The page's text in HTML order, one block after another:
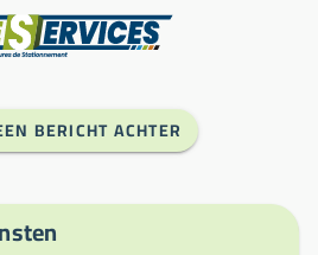
BERICHT ACHTER